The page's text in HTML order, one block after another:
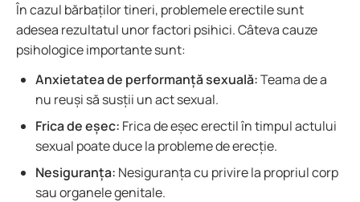
În cazul bărbaților tineri, problemele erectile sunt
adesea rezultatul unor factori psihici. Câteva cauze
psihologice importante sunt:
Anxietatea de performanță sexuală:Teama de a
nu reuși să susții un act sexual.
Frica de eșec: Frica de eșec erectil în timpul actului
sexual poate duce la probleme de erecție.
Nesiguranța: Nesiguranța cu privire la propriul corp
sau organele genitale.